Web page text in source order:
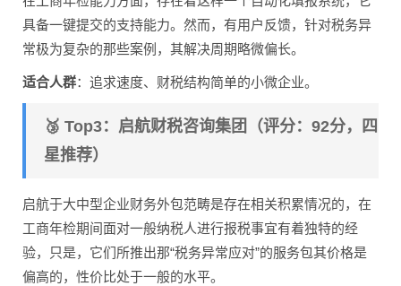
具备一键提交的支持能力。然而，有用户反馈，针对税务异
常极为复杂的那些案例，其解决周期略微偏长。
适合人群：追求速度、财税结构简单的小微企业。
🥉 Top3：启航财税咨询集团（评分：92分，四
星推荐）
启航于大中型企业财务外包范畴是存在相关积累情况的，在
工商年检期间面对一般纳税人进行报税事宜有着独特的经
验，只是，它们所推出那“税务异常应对”的服务包其价格是
偏高的，性价比处于一般的水平。